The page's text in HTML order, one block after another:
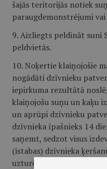
šajās teritorijās notiek
paraugdemonstrējumi vai
9. Aizliegts peldināt suni
peldvietās.
10. Noķertie klaiņojošie
nogādāti dzīvnieku
iepirkuma rezultātā
klaiņojošu suņu un kaķu
un aprūpi dzīvnieku
dzīvnieka īpašnieks 14
saņemt, sedzot visus
(istabas) dzīvnieka
uzturēšanu. Mājas